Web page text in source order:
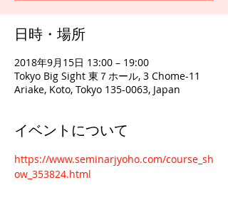
日時・場所
2018年9月15日 13:00 – 19:00
Tokyo Big Sight 東７ホール, 3 Chome-11
Ariake, Koto, Tokyo 135-0063, Japan
イベントについて
https://www.seminarjyoho.com/course_sh
ow_353824.html